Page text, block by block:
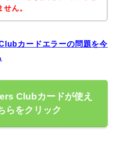
ん。
カードエラーの問題を今
Clubカードが使え
らをクリック